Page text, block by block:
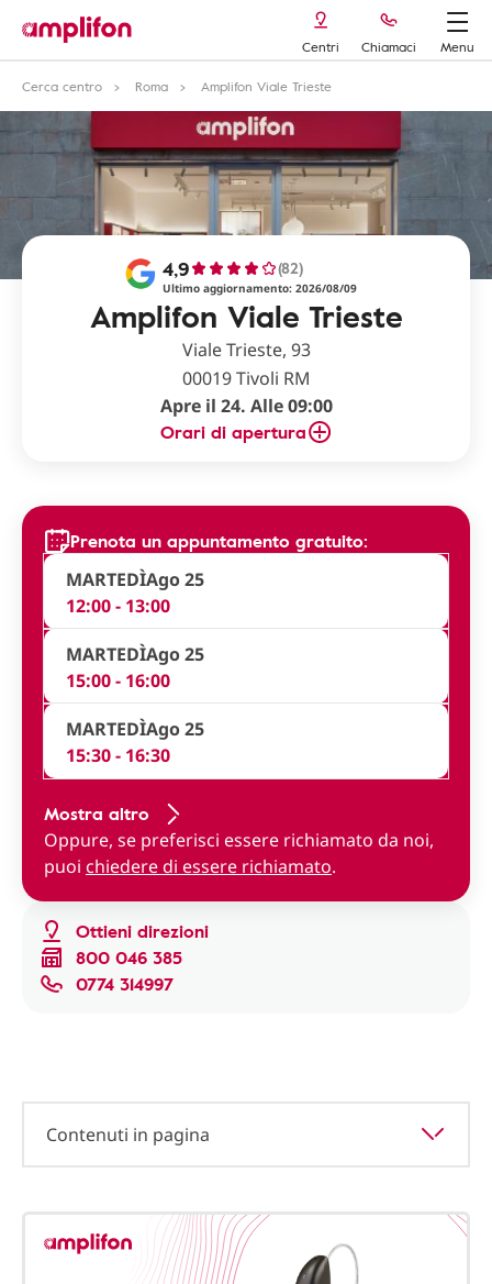
Centri Chiamaci
Menu
Cerca centro
Roma Amplifon Viale Trieste
Amplifon Viale Trieste
4,9 (82)
Ultimo aggiornamento: 2026/08/09
Viale Trieste, 93
00019 Tivoli RM
Apre il 24. Alle 09:00
Orari di apertura
Ottieni direzioni
800 046 385
0774 314997
Prenota un appuntamento gratuito:
MARTEDÌAgo 25
12:00 - 13:00
MARTEDÌAgo 25
15:00 - 16:00
MARTEDÌAgo 25
15:30 - 16:30
Mostra altro
Oppure, se preferisci essere richiamato da noi,
puoi chiedere di essere richiamato.
Contenuti in pagina